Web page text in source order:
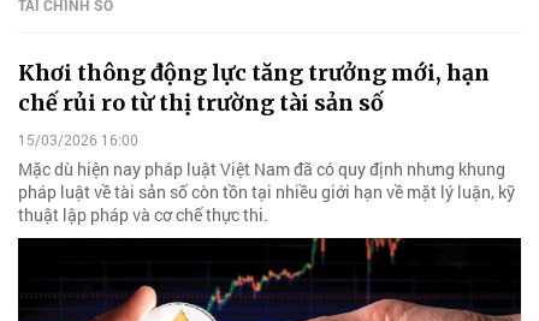
TÀI CHÍNH SỐ
Khơi thông động lực tăng trưởng mới, hạn
chế rủi ro từ thị trường tài sản số
15/03/2026 16:00
Mặc dù hiện nay pháp luật Việt Nam đã có quy định nhưng khung
pháp luật về tài sản số còn tồn tại nhiều giới hạn về mặt lý luận, kỹ
thuật lập pháp và cơ chế thực thi.